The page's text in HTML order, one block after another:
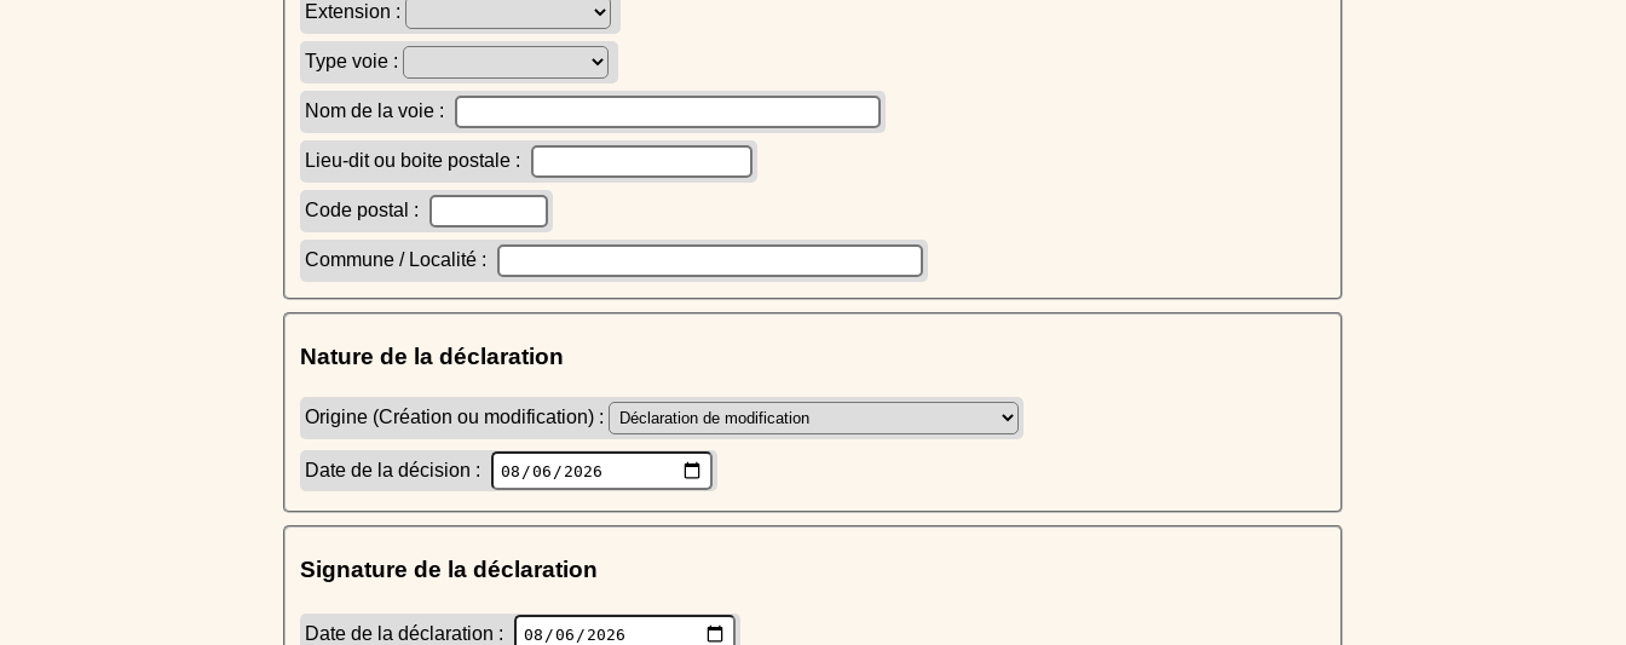
Extension :
Type voie :
Nom de la voie :
Lieu-dit ou boite postale :
Code postal :
Commune / Localité :
Nature de la déclaration
Origine (Création ou modification) :
Date de la décision :
Signature de la déclaration
Date de la déclaration :